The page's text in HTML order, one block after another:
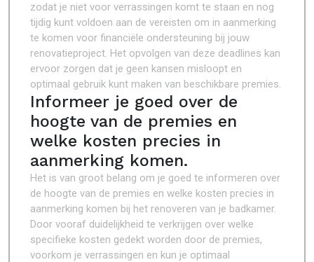
zodat je niet voor verrassingen komt te staan en nog
tijdig kunt voldoen aan de vereisten om in aanmerking
te komen voor financiële ondersteuning bij jouw
renovatieproject. Het opvolgen van deze deadlines kan
ervoor zorgen dat je geen kansen misloopt en
optimaal gebruik kunt maken van beschikbare premies.
Informeer je goed over de
hoogte van de premies en
welke kosten precies in
aanmerking komen.
Het is van groot belang om je goed te informeren over
de hoogte van de premies en welke kosten precies in
aanmerking komen bij het renoveren van je badkamer.
Door vooraf duidelijkheid te verkrijgen over welke
specifieke kosten gedekt worden door de premies,
voorkom je verrassingen en kun je optimaal